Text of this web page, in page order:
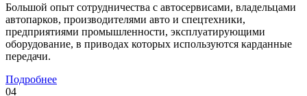
Большой опыт сотрудничества с автосервисами, владельцами
автопарков, производителями авто и спецтехники,
предприятиями промышленности, эксплуатирующими
оборудование, в приводах которых используются карданные
передачи.
Подробнее
04